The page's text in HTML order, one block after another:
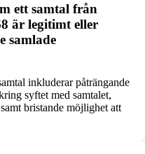
ett samtal från
är legitimt eller
samlade
inkluderar påträngande
syftet med samtalet,
bristande möjlighet att